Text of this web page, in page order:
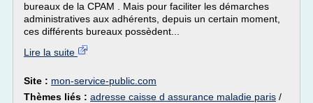
bureaux de la CPAM . Mais pour faciliter les démarches
administratives aux adhérents, depuis un certain moment,
ces différents bureaux possèdent...
Lire la suite
Site : mon-service-public.com
Thèmes liés : adresse caisse d assurance maladie paris /